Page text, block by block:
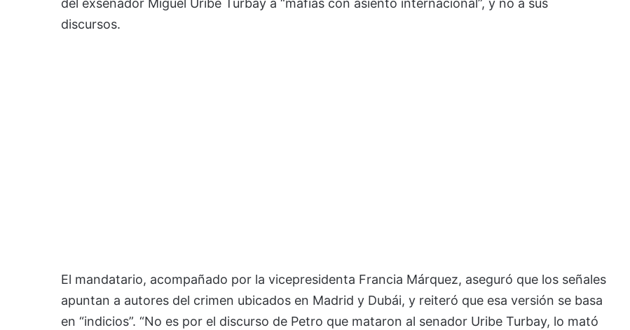
del exsenador Miguel Uribe Turbay a “mafias con asiento internacional”, y no a sus
discursos.
El mandatario, acompañado por la vicepresidenta Francia Márquez, aseguró que los señales
apuntan a autores del crimen ubicados en Madrid y Dubái, y reiteró que esa versión se basa
en “indicios”. “No es por el discurso de Petro que mataron al senador Uribe Turbay, lo mató